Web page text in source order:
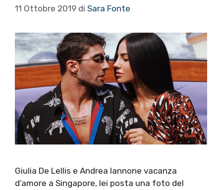
11 Ottobre 2019 di Sara Fonte
Giulia De Lellis e Andrea Iannone vacanza
d’amore a Singapore, lei posta una foto del